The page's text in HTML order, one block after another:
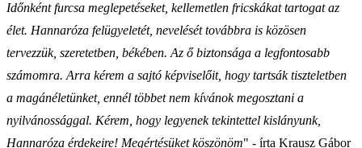
Időnként furcsa meglepetéseket, kellemetlen fricskákat tartogat az
élet. Hannaróza felügyeletét, nevelését továbbra is közösen
tervezzük, szeretetben, békében. Az ő biztonsága a legfontosabb
számomra. Arra kérem a sajtó képviselőit, hogy tartsák tiszteletben
a magánéletünket, ennél többet nem kívánok megosztani a
nyilvánossággal. Kérem, hogy legyenek tekintettel kislányunk,
Hannaróza érdekeire! Megértésüket köszönöm" - írta Krausz Gábor